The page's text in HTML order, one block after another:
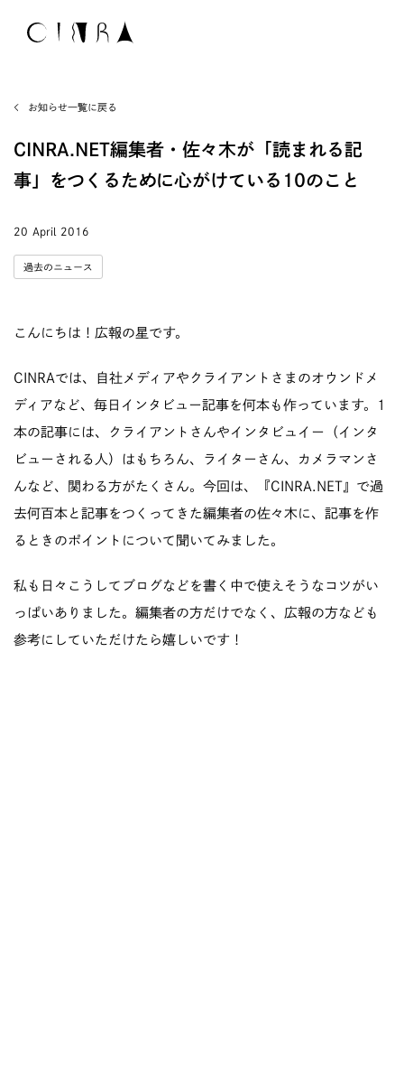
お知らせ一覧に戻る
CINRA.NET編集者・佐々木が「読まれる記
事」をつくるために心がけている10のこと
20 April 2016
過去のニュース
こんにちは！広報の星です。
CINRAでは、自社メディアやクライアントさまのオウンドメ
ディアなど、毎日インタビュー記事を何本も作っています。1
本の記事には、クライアントさんやインタビュイー（インタ
ビューされる人）はもちろん、ライターさん、カメラマンさ
んなど、関わる方がたくさん。今回は、『CINRA.NET』で過
去何百本と記事をつくってきた編集者の佐々木に、記事を作
るときのポイントについて聞いてみました。
私も日々こうしてブログなどを書く中で使えそうなコツがい
っぱいありました。編集者の方だけでなく、広報の方なども
参考にしていただけたら嬉しいです！